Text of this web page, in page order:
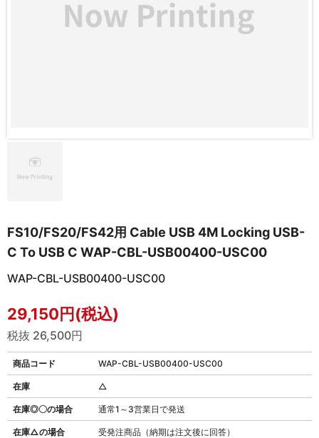
FS10/FS20/FS42用 Cable USB 4M Locking USB-
C To USB C WAP-CBL-USB00400-USC00
WAP-CBL-USB00400-USC00
29,150円(税込)
税抜 26,500円
商品コード WAP-CBL-USB00400-USC00
在庫◎〇の場合 通常1～3営業日で発送
在庫△の場合 受発注商品（納期は注文後に回答）
在庫 △